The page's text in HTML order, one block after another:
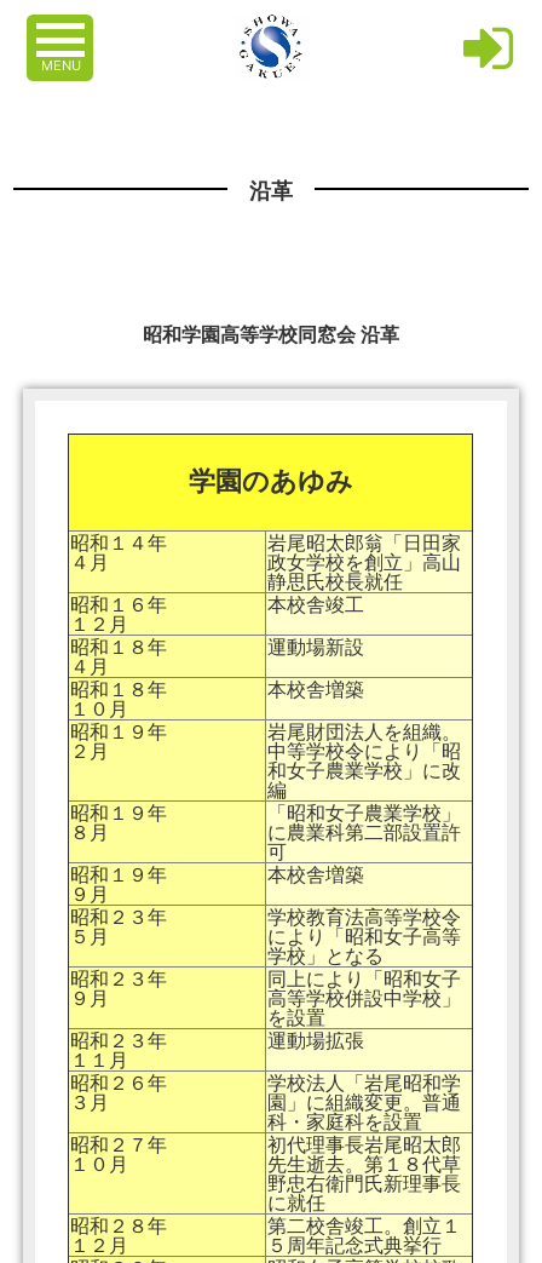
MENU
沿革
昭和学園高等学校同窓会 沿革
学園のあゆみ
昭和１４年
４月
岩尾昭太郎翁「日田家
政女学校を創立」高山
静思氏校長就任
昭和１６年
１２月
本校舎竣工
昭和１８年
４月
運動場新設
昭和１８年
１０月
本校舎増築
昭和１９年
２月
岩尾財団法人を組織。
中等学校令により「昭
和女子農業学校」に改
編
昭和１９年
８月
「昭和女子農業学校」
に農業科第二部設置許
可
昭和１９年
９月
本校舎増築
昭和２３年
５月
学校教育法高等学校令
により「昭和女子高等
学校」となる
昭和２３年
９月
同上により「昭和女子
高等学校併設中学校」
を設置
昭和２３年
１１月
運動場拡張
昭和２６年
３月
学校法人「岩尾昭和学
園」に組織変更。普通
科・家庭科を設置
昭和２７年
１０月
初代理事長岩尾昭太郎
先生逝去。第１８代草
野忠右衛門氏新理事長
に就任
昭和２８年
１２月
第二校舎竣工。創立１
５周年記念式典挙行